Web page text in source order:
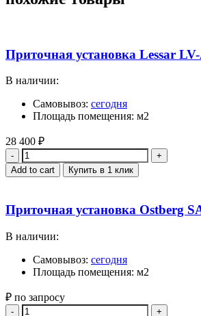
Приточная установка Lessar
В наличии:
Самовывоз: сегодня
Площадь помещения: м2
28 400 ₽
Quantity
Add to cart Купить в 1 клик
Приточная установка Ostberg
В наличии:
Самовывоз: сегодня
Площадь помещения: м2
₽ по запросу
Quantity